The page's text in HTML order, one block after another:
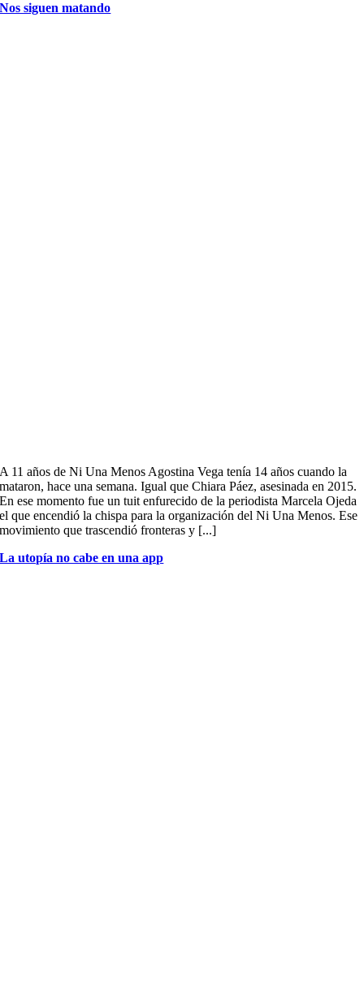
Nos siguen matando
A 11 años de Ni Una Menos Agostina Vega tenía 14 años cuando la
mataron, hace una semana. Igual que Chiara Páez, asesinada en 2015.
En ese momento fue un tuit enfurecido de la periodista Marcela Ojeda
el que encendió la chispa para la organización del Ni Una Menos. Ese
movimiento que trascendió fronteras y [...]
La utopía no cabe en una app